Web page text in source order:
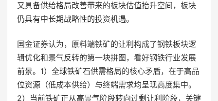
又具备供给格局改善带来的板块估值抬升空间，板块
仍具有中长期战略性的投资机遇。
国金证券认为，原料端铁矿的让利构成了钢铁板块逻
辑优化和景气反转的第一块拼图，看好钢铁行业发展
前景。1）全球铁矿石供需格局的核心矛盾，在于高品
位资源（低成本供给）与终端需求均呈现高度集中。
2）当前铁矿正从高景气阶段转向过剩让利阶段，关键